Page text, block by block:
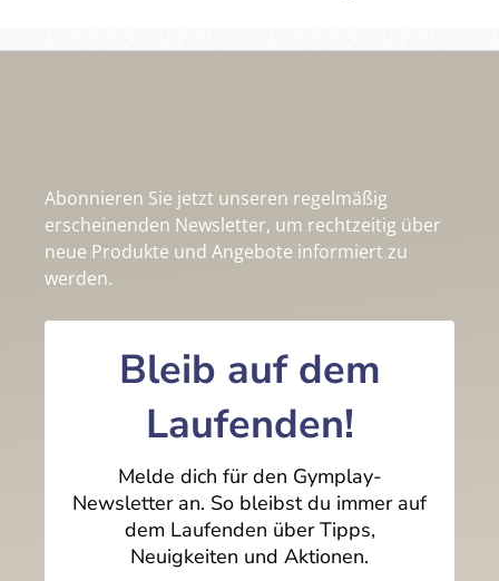
Abonnieren Sie jetzt unseren regelmäßig
erscheinenden Newsletter, um rechtzeitig über
neue Produkte und Angebote informiert zu
werden.
Bleib auf dem
Laufenden!
Melde dich für den Gymplay-
Newsletter an. So bleibst du immer auf
dem Laufenden über Tipps,
Neuigkeiten und Aktionen.